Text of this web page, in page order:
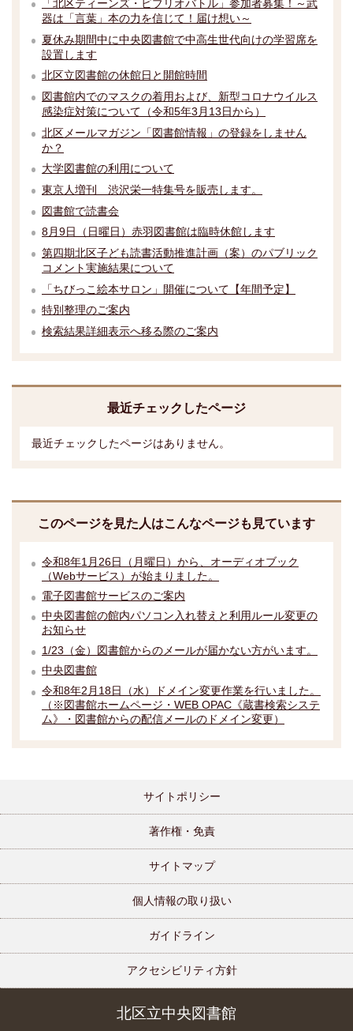
「北区ティーンズ・ビブリオバトル」参加者募集！～武
器は「言葉」本の力を信じて！届け想い～
夏休み期間中に中央図書館で中高生世代向けの学習席を
設置します
北区立図書館の休館日と開館時間
図書館内でのマスクの着用および、新型コロナウイルス
感染症対策について（令和5年3月13日から）
北区メールマガジン「図書館情報」の登録をしません
か？
大学図書館の利用について
東京人増刊 渋沢栄一特集号を販売します。
図書館で読書会
8月9日（日曜日）赤羽図書館は臨時休館します
第四期北区子ども読書活動推進計画（案）のパブリック
コメント実施結果について
「ちびっこ絵本サロン」開催について【年間予定】
特別整理のご案内
検索結果詳細表示へ移る際のご案内
最近チェックしたページ
最近チェックしたページはありません。
このページを見た人はこんなページも見ています
令和8年1月26日（月曜日）から、オーディオブック
（Webサービス）が始まりました。
電子図書館サービスのご案内
中央図書館の館内パソコン入れ替えと利用ルール変更の
お知らせ
1/23（金）図書館からのメールが届かない方がいます。
中央図書館
令和8年2月18日（水）ドメイン変更作業を行いました。
（※図書館ホームページ・WEB OPAC《蔵書検索システ
ム》・図書館からの配信メールのドメイン変更）
サイトポリシー
著作権・免責
サイトマップ
個人情報の取り扱い
ガイドライン
アクセシビリティ方針
北区立中央図書館